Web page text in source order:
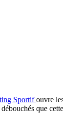
Sportifouvre
que